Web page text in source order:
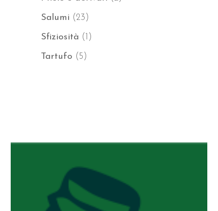
Salumi 23 23
prodotti
Sfiziosità 1 1
Tartufo 5 5